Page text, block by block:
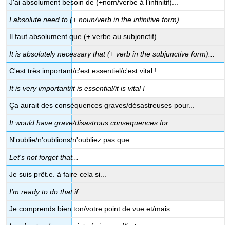
J'ai absolument besoin de (+nom/verbe à l’infinitif)...
I absolute need to (+ noun/verb in the infinitive form)...
Il faut absolument que (+ verbe au subjonctif)...
It is absolutely necessary that (+ verb in the subjunctive form)...
C'est très important/c'est essentiel/c'est vital !
It is very important/it is essential/it is vital !
Ça aurait des conséquences graves/désastreuses pour...
It would have grave/disastrous consequences for...
N'oublie/n'oublions/n'oubliez pas que...
Let's not forget that...
Je suis prêt.e. à faire cela si...
I'm ready to do that if...
Je comprends bien ton/votre point de vue et/mais...